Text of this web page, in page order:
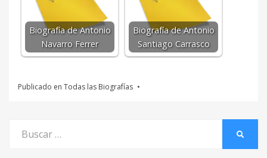
Biografía de Antonio
Navarro Ferrer
Biografía de Antonio
Santiago Carrasco
Publicado en Todas las Biografías
por: